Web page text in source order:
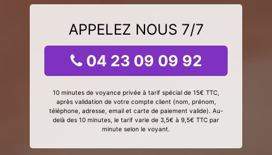
APPELEZ NOUS 7/7
04 23 09 09 92
10 minutes de voyance privée à tarif spécial de 15€ TTC,
après validation de votre compte client (nom, prénom,
téléphone, adresse, email et carte de paiement valide). Au-
delà des 10 minutes, le tarif varie de 3,5€ à 9,5€ TTC par
minute selon le voyant.